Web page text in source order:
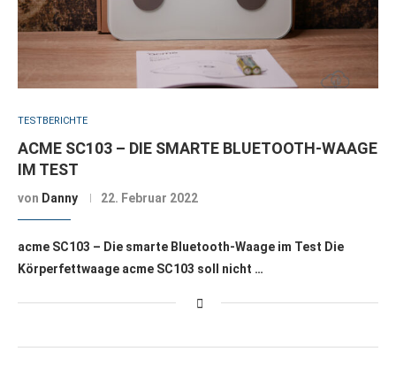
TESTBERICHTE
ACME SC103 – DIE SMARTE BLUETOOTH-WAAGE
IM TEST
von Danny 22. Februar 2022
acme SC103 – Die smarte Bluetooth-Waage im Test Die
Körperfettwaage acme SC103 soll nicht …